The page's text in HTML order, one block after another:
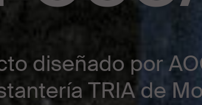
diseñado por
TRIA de